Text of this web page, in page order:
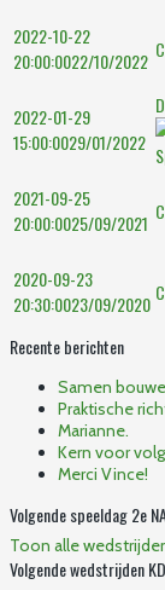
2022-10-22
20:00:0022/10/2022
2022-01-29
15:00:0029/01/2022
2021-09-25
20:00:0025/09/2021
2020-09-23
20:30:0023/09/2020
Recente berichten
Samen
Praktische
Marianne.
Kern voor
Merci Vince!
Volgende speeldag 2e
Toon alle
Volgende wedstrijden